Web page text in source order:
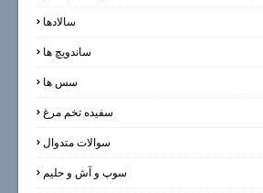
سالادها
ساندویچ ها
سس ها
سفيده تخم مرغ
سوالات متدوال
سوپ و آش و حليم